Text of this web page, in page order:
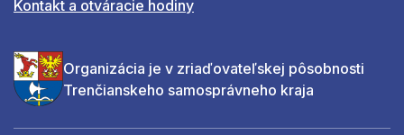
Kontakt a otváracie hodiny
Organizácia je v zriaďovateľskej pôsobnosti
Trenčianskeho samosprávneho kraja